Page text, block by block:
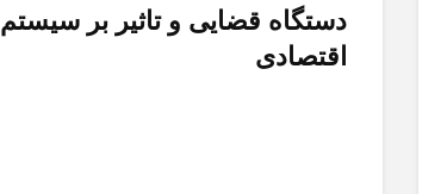
دستگاه قضایی و تاثیر بر سیستم
اقتصادی